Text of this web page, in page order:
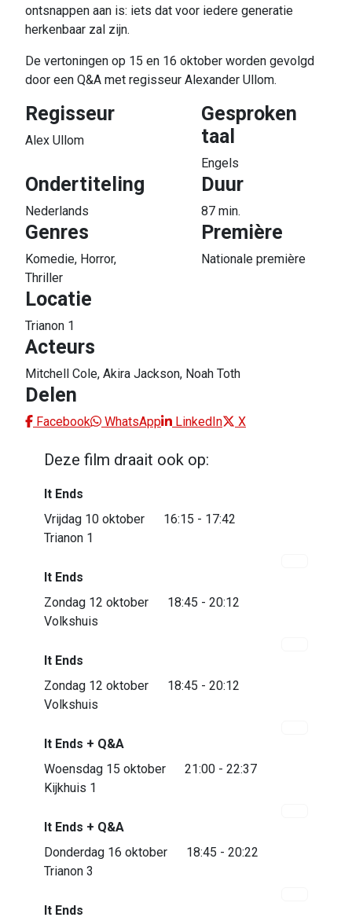
ontsnappen aan is: iets dat voor iedere generatie
herkenbaar zal zijn.
De vertoningen op 15 en 16 oktober worden gevolgd
door een Q&A met regisseur Alexander Ullom.
Regisseur
Alex Ullom
Gesproken
taal
Engels
Ondertiteling
Nederlands
Duur
87 min.
Genres
Komedie, Horror,
Thriller
Première
Nationale première
Locatie
Trianon 1
Acteurs
Mitchell Cole, Akira Jackson, Noah Toth
Delen
Facebook WhatsApp LinkedIn X
Deze film draait ook op:
It Ends
Vrijdag 10 oktober
16:15 - 17:42
Trianon 1
It Ends
Zondag 12 oktober
18:45 - 20:12
Volkshuis
It Ends
Zondag 12 oktober
18:45 - 20:12
Volkshuis
It Ends + Q&A
Woensdag 15 oktober
21:00 - 22:37
Kijkhuis 1
It Ends + Q&A
Donderdag 16 oktober
18:45 - 20:22
Trianon 3
It Ends